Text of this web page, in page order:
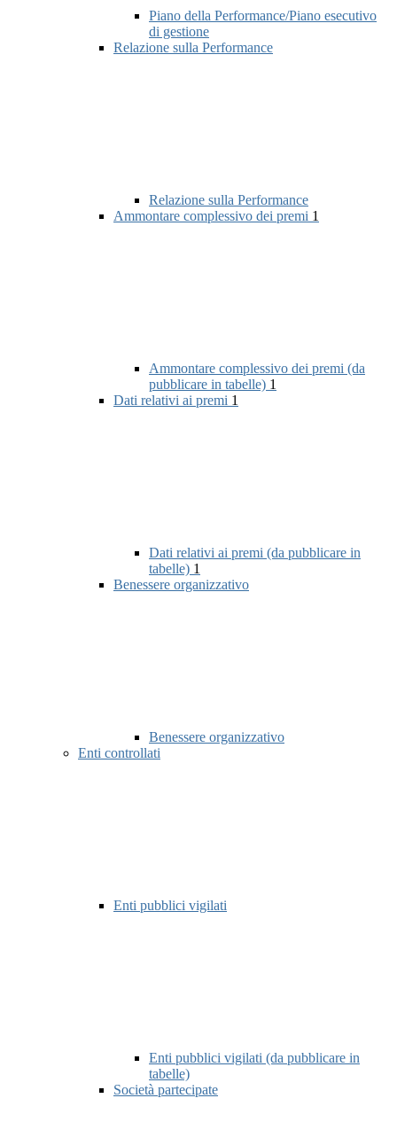
Piano della Performance/Piano esecutivo
di gestione
Relazione sulla Performance
Relazione sulla Performance
Ammontare complessivo dei premi 1
Ammontare complessivo dei premi (da
pubblicare in tabelle) 1
Dati relativi ai premi 1
Dati relativi ai premi (da pubblicare in
tabelle) 1
Benessere organizzativo
Benessere organizzativo
Enti controllati
Enti pubblici vigilati
Enti pubblici vigilati (da pubblicare in
tabelle)
Società partecipate